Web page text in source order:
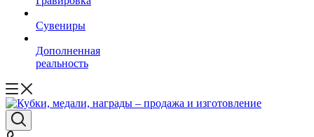
Сувениры
Дополненная
реальность